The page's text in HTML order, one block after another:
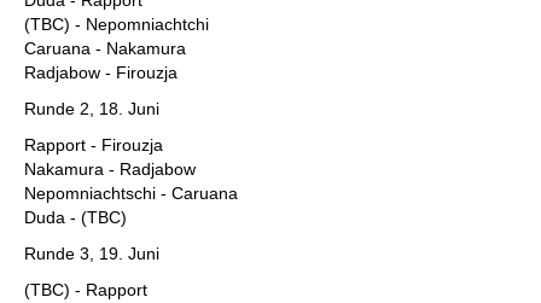
(TBC) - Nepomniachtchi
Caruana - Nakamura
Radjabow - Firouzja
Runde 2, 18. Juni
Rapport - Firouzja
Nakamura - Radjabow
Nepomniachtschi - Caruana
Duda - (TBC)
Runde 3, 19. Juni
(TBC) - Rapport